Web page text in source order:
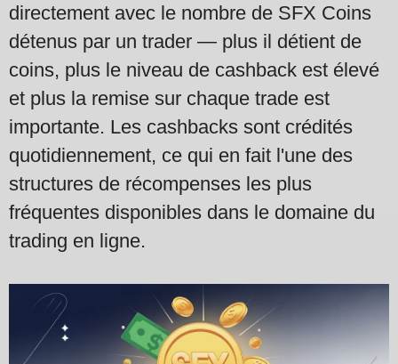
directement avec le nombre de SFX Coins
détenus par un trader — plus il détient de
coins, plus le niveau de cashback est élevé
et plus la remise sur chaque trade est
importante. Les cashbacks sont crédités
quotidiennement, ce qui en fait l'une des
structures de récompenses les plus
fréquentes disponibles dans le domaine du
trading en ligne.